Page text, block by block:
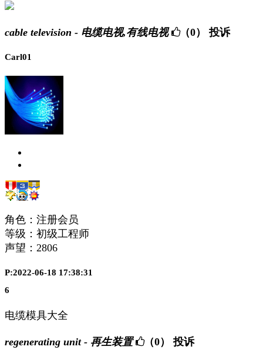
cable television - 电缆电视,有线电视 （0） 投诉
Carl01
角色：注册会员
等级：初级工程师
声望： 2806
P:2022-06-18 17:38:31
6
电缆模具大全
regenerating unit - 再生装置 （0） 投诉